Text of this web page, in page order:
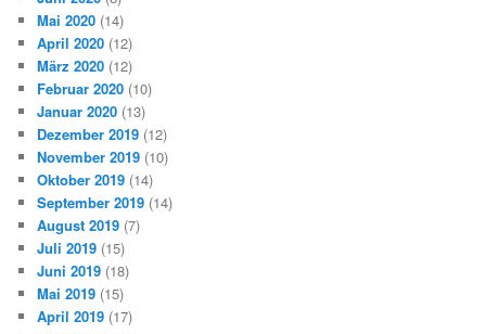
Mai 2020 (14)
April 2020 (12)
März 2020 (12)
Februar 2020 (10)
Januar 2020 (13)
Dezember 2019 (12)
November 2019 (10)
Oktober 2019 (14)
September 2019 (14)
August 2019 (7)
Juli 2019 (15)
Juni 2019 (18)
Mai 2019 (15)
April 2019 (17)